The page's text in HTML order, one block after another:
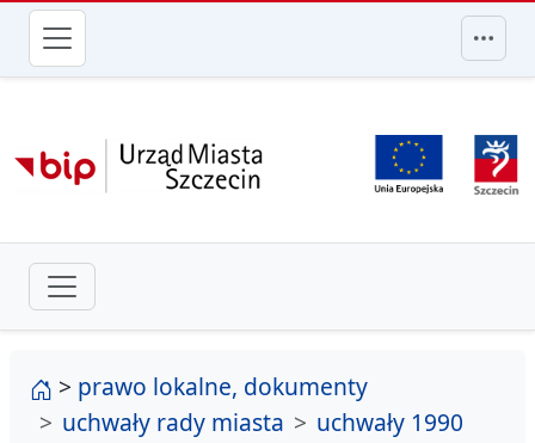
przejdź do głównego menu
strona główna
> prawo lokalne, dokumenty
uchwały rady miasta
uchwały 1990